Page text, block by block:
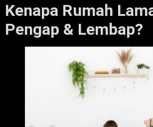
Kenapa Rumah
Pengap & Lembap?